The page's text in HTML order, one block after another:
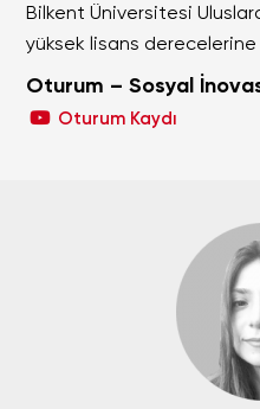
Bilkent Üniversitesi
yüksek lisans
Oturum – Sosyal
Oturum Kaydı